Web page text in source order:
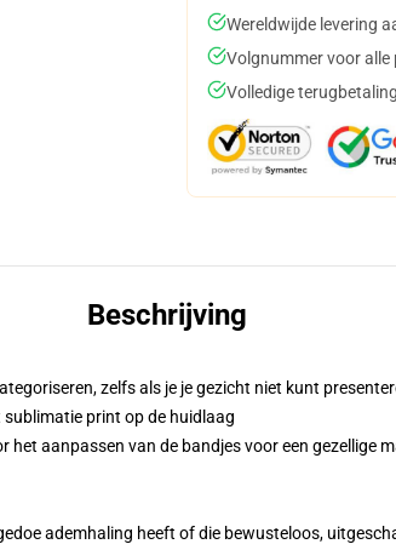
Wereldwijde levering
Volgnummer voor
Volledige
Beschrijving
zelfs als je je gezicht niet kunt
print op de huidlaag
aanpassen van de bandjes voor een gezellige
ademhaling heeft of die bewusteloos,